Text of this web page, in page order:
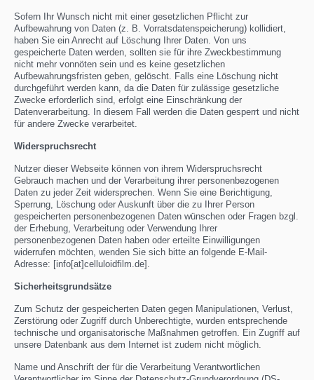
Sofern Ihr Wunsch nicht mit einer gesetzlichen Pflicht zur
Aufbewahrung von Daten (z. B. Vorratsdatenspeicherung) kollidiert,
haben Sie ein Anrecht auf Löschung Ihrer Daten. Von uns
gespeicherte Daten werden, sollten sie für ihre Zweckbestimmung
nicht mehr vonnöten sein und es keine gesetzlichen
Aufbewahrungsfristen geben, gelöscht. Falls eine Löschung nicht
durchgeführt werden kann, da die Daten für zulässige gesetzliche
Zwecke erforderlich sind, erfolgt eine Einschränkung der
Datenverarbeitung. In diesem Fall werden die Daten gesperrt und nicht
für andere Zwecke verarbeitet.
Widerspruchsrecht
Nutzer dieser Webseite können von ihrem Widerspruchsrecht
Gebrauch machen und der Verarbeitung ihrer personenbezogenen
Daten zu jeder Zeit widersprechen. Wenn Sie eine Berichtigung,
Sperrung, Löschung oder Auskunft über die zu Ihrer Person
gespeicherten personenbezogenen Daten wünschen oder Fragen bzgl.
der Erhebung, Verarbeitung oder Verwendung Ihrer
personenbezogenen Daten haben oder erteilte Einwilligungen
widerrufen möchten, wenden Sie sich bitte an folgende E-Mail-
Adresse: [info[at]celluloidfilm.de].
Sicherheitsgrundsätze
Zum Schutz der gespeicherten Daten gegen Manipulationen, Verlust,
Zerstörung oder Zugriff durch Unberechtigte, wurden entsprechende
technische und organisatorische Maßnahmen getroffen. Ein Zugriff auf
unsere Datenbank aus dem Internet ist zudem nicht möglich.
Name und Anschrift der für die Verarbeitung Verantwortlichen